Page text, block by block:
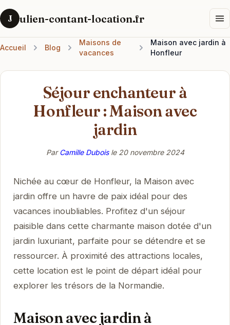
J ulien-contant-location.fr
Accueil Blog
Maisons de
vacances
Maison avec jardin à
Honfleur
Séjour enchanteur à
Honfleur : Maison avec
jardin
ParCamille Duboisle 20 novembre 2024
Nichée au cœur de Honfleur, la Maison avec
jardin offre un havre de paix idéal pour des
vacances inoubliables. Profitez d'un séjour
paisible dans cette charmante maison dotée d'un
jardin luxuriant, parfaite pour se détendre et se
ressourcer. À proximité des attractions locales,
cette location est le point de départ idéal pour
explorer les trésors de la Normandie.
Maison avec jardin à